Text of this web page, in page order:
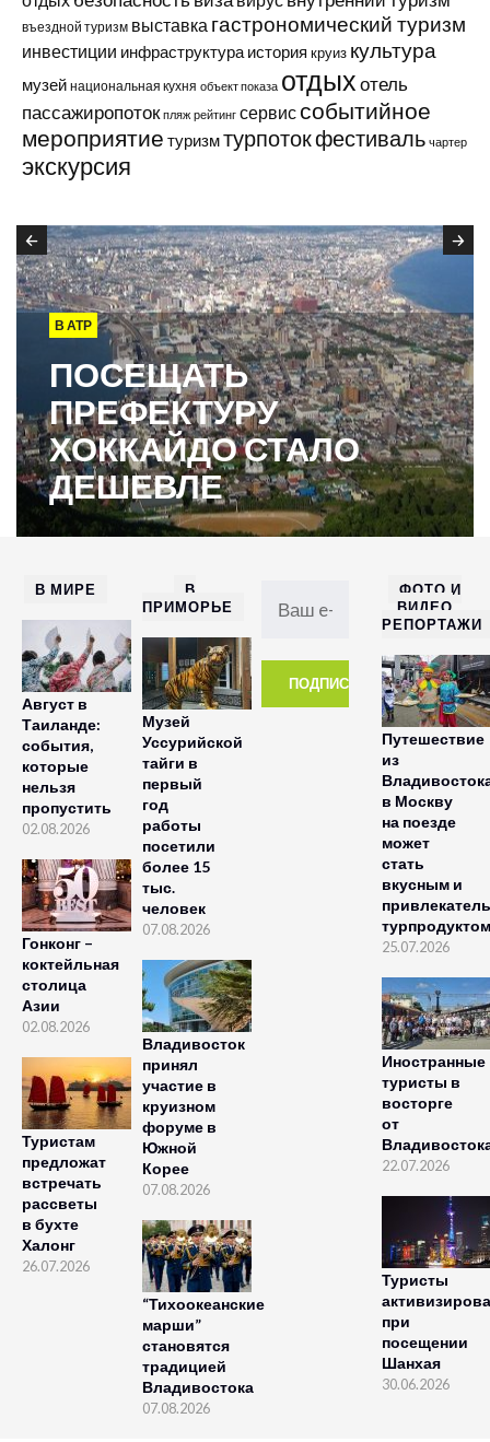
въездной туризм выставка гастрономический туризм
инвестиции инфраструктура история круиз культура
музей национальная кухня объект показа отдыхотель
пассажиропоток пляж рейтинг сервис событийное
мероприятие туризмтурпотокфестиваль чартер
экскурсия
В АТР
ПОСЕЩАТЬ
ПРЕФЕКТУРУ
ХОККАЙДО СТАЛО
ДЕШЕВЛЕ
В МИРЕ
Август в
Таиланде:
события,
которые
нельзя
пропустить
02.08.2026
Гонконг –
коктейльная
столица
Азии
02.08.2026
Туристам
предложат
встречать
рассветы
в бухте
Халонг
26.07.2026
В
ПРИМОРЬЕ
Музей
Уссурийской
тайги в
первый
год
работы
посетили
более 15
тыс.
человек
07.08.2026
Владивосток
принял
участие в
круизном
форуме в
Южной
Корее
07.08.2026
“Тихоокеанские
марши”
становятся
традицией
Владивостока
07.08.2026
ФОТО И
ВИДЕО
РЕПОРТАЖИ
Путешествие
из
в Москву
на поезде
может
стать
вкусным и
турпродуктом
25.07.2026
Иностранные
туристы в
восторге
от
22.07.2026
Туристы
при
посещении
Шанхая
30.06.2026